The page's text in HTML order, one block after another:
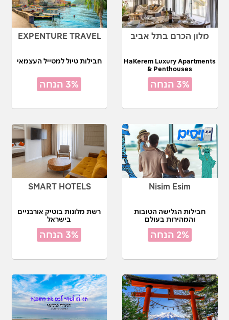
מלון הכרם בתל אביב
HaKerem Luxury Apartments
& Penthouses
3% הנחה
EXPENTURE TRAVEL
חבילות טיול למטייל העצמאי
3% הנחה
Nisim Esim
חבילות הגלישה הטובות
והמהירות בעולם
2% הנחה
SMART HOTELS
רשת מלונות בוטיק אורבניים
בישראל
3% הנחה